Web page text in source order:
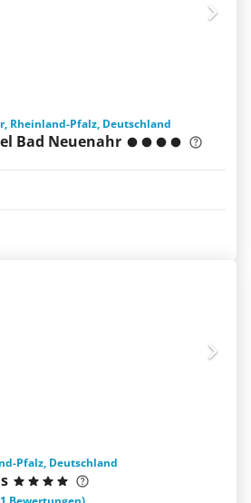
Rheinland-Pfalz, Deutschland
Bad Neuenahr
Pfalz, Deutschland